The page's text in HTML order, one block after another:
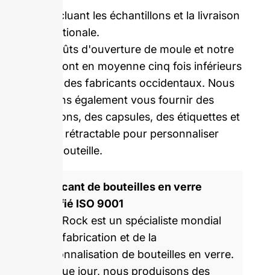
Prix incluant les échantillons et la livraison
internationale.
Nos coûts d'ouverture de moule et notre
MOQ sont en moyenne cinq fois inférieurs
à ceux des fabricants occidentaux. Nous
pouvons également vous fournir des
bouchons, des capsules, des étiquettes et
du film rétractable pour personnaliser
votre bouteille.
Fabricant de bouteilles en verre
certifié ISO 9001
GlassRock est un spécialiste mondial
de la fabrication et de la
personnalisation de bouteilles en verre.
Chaque jour, nous produisons des